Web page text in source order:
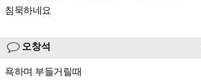
침묵하네요
오창석
욕하며 부들거릴때